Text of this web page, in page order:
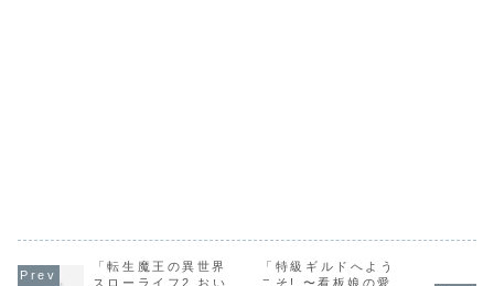
「転生魔王の異世界
スローライフ2 おい
「特級ギルドへよう
こそ! 〜看板娘の愛